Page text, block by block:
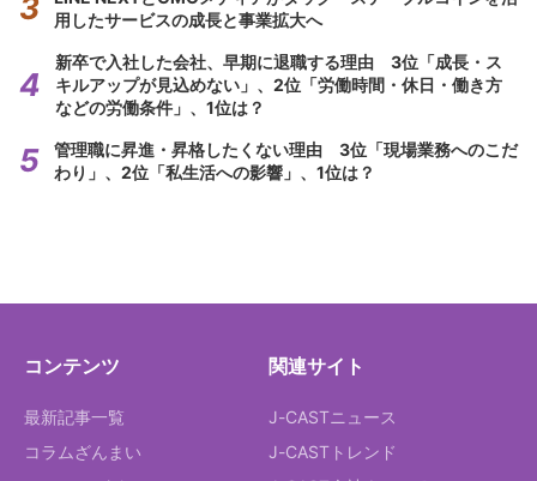
用したサービスの成長と事業拡大へ
新卒で入社した会社、早期に退職する理由 3位「成長・ス
キルアップが見込めない」、2位「労働時間・休日・働き方
などの労働条件」、1位は？
管理職に昇進・昇格したくない理由 3位「現場業務へのこだ
わり」、2位「私生活への影響」、1位は？
コンテンツ
最新記事一覧
コラムざんまい
関連サイト
J-CASTニュース
J-CASTトレンド